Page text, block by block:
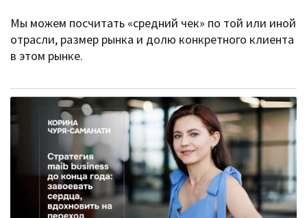
Мы можем посчитать «средний чек» по той или иной
отрасли, размер рынка и долю конкретного клиента
в этом рынке.